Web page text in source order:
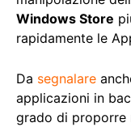
Windows Store
rapidamente le
Da segnalare
applicazioni in
grado di proporre